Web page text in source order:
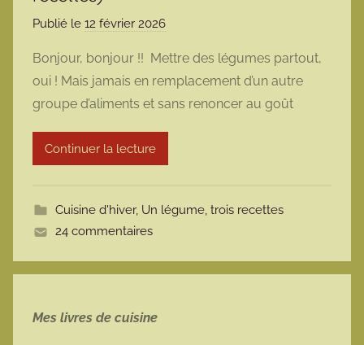
Publié le 12 février 2026
r
m
a
r
t
Bonjour, bonjour !! Mettre des légumes partout,
oui ! Mais jamais en remplacement d’un autre
groupe d’aliments et sans renoncer au goût
Continuer la lecture
Cuisine d'hiver, Un légume, trois recettes
24 commentaires
Mes livres de cuisine